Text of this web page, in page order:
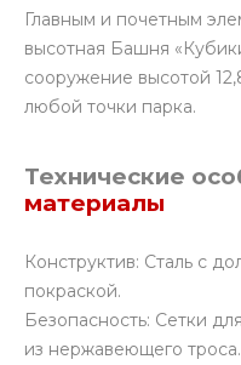
Главным и почетным
высотная Башня
сооружение высотой
любой точки парка.
Технические
материалы
Конструктив: Сталь с
покраской.
Безопасность: Сетки
из нержавеющего троса.